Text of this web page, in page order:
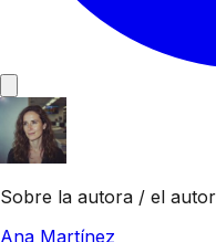
Sobre la autora / el autor
Ana Martínez